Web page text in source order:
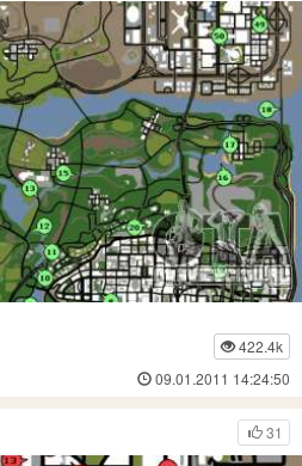
422.4k
09.01.2011 14:24:50
31